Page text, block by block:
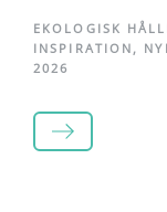
EKOLOGISK
INSPIRATION ,
2026
LÄS MER